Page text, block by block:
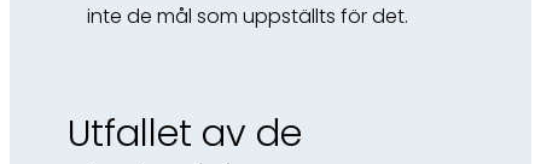
inte de mål som uppställts för det.
Utfallet av de